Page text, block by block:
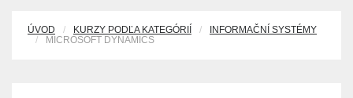
ÚVOD KURZY PODĽA KATEGÓRIÍ
INFORMAČNÍ SYSTÉMY
MICROSOFT DYNAMICS